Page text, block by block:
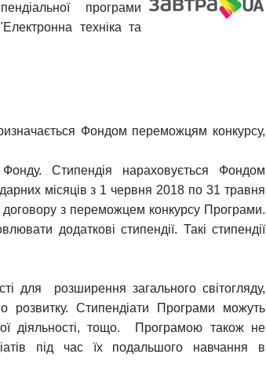
програми
техніка та
Фондом переможцям конкурсу,
Стипендія нараховується Фондом
місяців з 1 червня 2018 по 31 травня
з переможцем конкурсу Програми.
додаткові стипендії. Такі стипендії
для розширення загального світогляду,
розвитку. Стипендіати Програми можуть
діяльності, тощо. Програмою також не
під час їх подальшого навчання в